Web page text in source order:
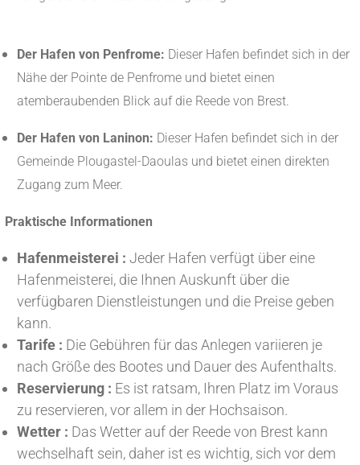
Der Hafen von Penfrome: Dieser Hafen befindet sich in der
Nähe der Pointe de Penfrome und bietet einen
atemberaubenden Blick auf die Reede von Brest.
Der Hafen von Laninon: Dieser Hafen befindet sich in der
Gemeinde Plougastel-Daoulas und bietet einen direkten
Zugang zum Meer.
Praktische Informationen
Hafenmeisterei : Jeder Hafen verfügt über eine
Hafenmeisterei, die Ihnen Auskunft über die
verfügbaren Dienstleistungen und die Preise geben
kann.
Tarife : Die Gebühren für das Anlegen variieren je
nach Größe des Bootes und Dauer des Aufenthalts.
Reservierung : Es ist ratsam, Ihren Platz im Voraus
zu reservieren, vor allem in der Hochsaison.
Wetter : Das Wetter auf der Reede von Brest kann
wechselhaft sein, daher ist es wichtig, sich vor dem